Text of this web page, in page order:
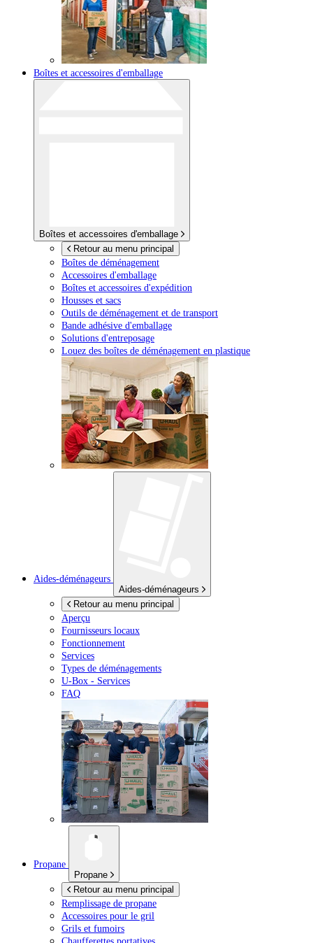
Boîtes et accessoires d'emballage
Boîtes et accessoires d'emballage
Retour au menu principal
Boîtes de déménagement
Accessoires d'emballage
Boîtes et accessoires d'expédition
Housses et sacs
Outils de déménagement et de transport
Bande adhésive d'emballage
Solutions d'entreposage
Louez des boîtes de déménagement en plastique
Aides-déménageurs
Aides-déménageurs
Retour au menu principal
Aperçu
Fournisseurs locaux
Fonctionnement
Services
Types de déménagements
U-Box - Services
FAQ
Propane
Propane
Retour au menu principal
Remplissage de propane
Accessoires pour le gril
Grils et fumoirs
Chaufferettes portatives